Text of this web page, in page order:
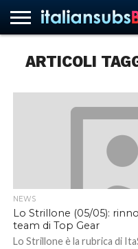
NEWS
ASCOLTI
RECENSIONI
INTERVISTE
CURIOSITÀ
CHI
CONTATTACI
FORUM
ITALIANSUBS
ARTICOLI
NEWS
Lo Strillone (05/05):
team di Top Gear
Lo Strillone è la rubrica di